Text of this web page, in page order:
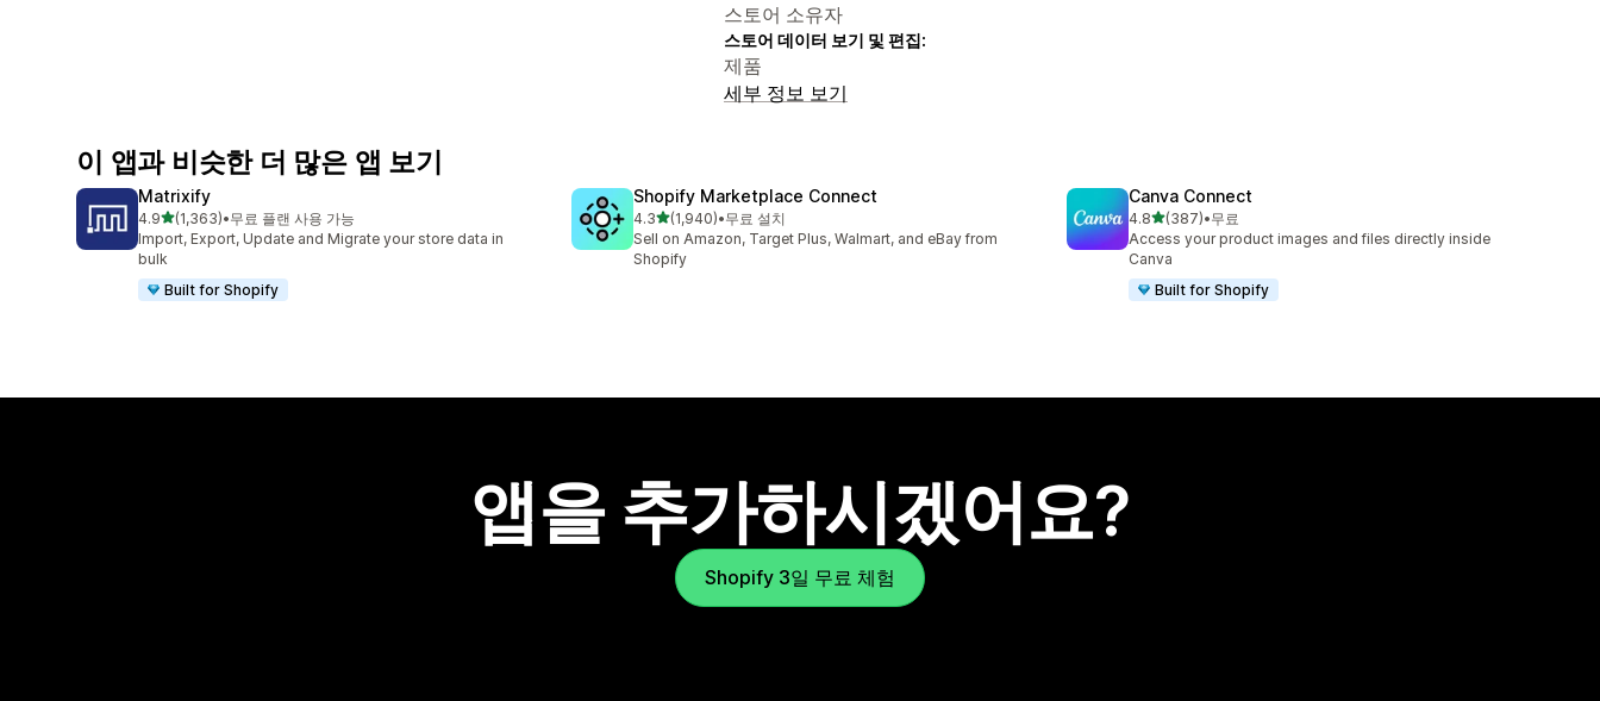
스토어 소유자
스토어 데이터 보기 및 편집:
제품
세부 정보 보기
이 앱과 비슷한 더 많은 앱 보기
Matrixify
4.9별 5개 중
(1,363)
총 리뷰 1363개
•무료 플랜 사용 가능
Import, Export, Update and Migrate your store data in
bulk
Built for Shopify
Shopify Marketplace Connect
4.3별 5개 중
(1,940)
총 리뷰 1940개
•무료 설치
Sell on Amazon, Target Plus, Walmart, and eBay from
Shopify
Canva Connect
4.8별 5개 중
(387)
총 리뷰 387개
•무료
Access your product images and files directly inside
Canva
Built for Shopify
앱을 추가하시겠어요?
Shopify 3일 무료 체험